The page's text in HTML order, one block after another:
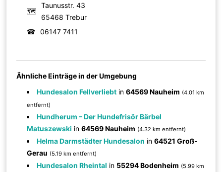
🗺
Taunusstr. 43
65468 Trebur
☎
06147 7411
Ähnliche Einträge in der Umgebung
Hundesalon Fellverliebt in64569 Nauheim (4.01 km
entfernt)
Hundherum – Der Hundefrisör Bärbel
Matuszewski in64569 Nauheim (4.32 km entfernt)
Helma Darmstädter Hundesalon in64521 Groß-
Gerau (5.19 km entfernt)
Hundesalon Rheintal in 55294 Bodenheim (5.99 km